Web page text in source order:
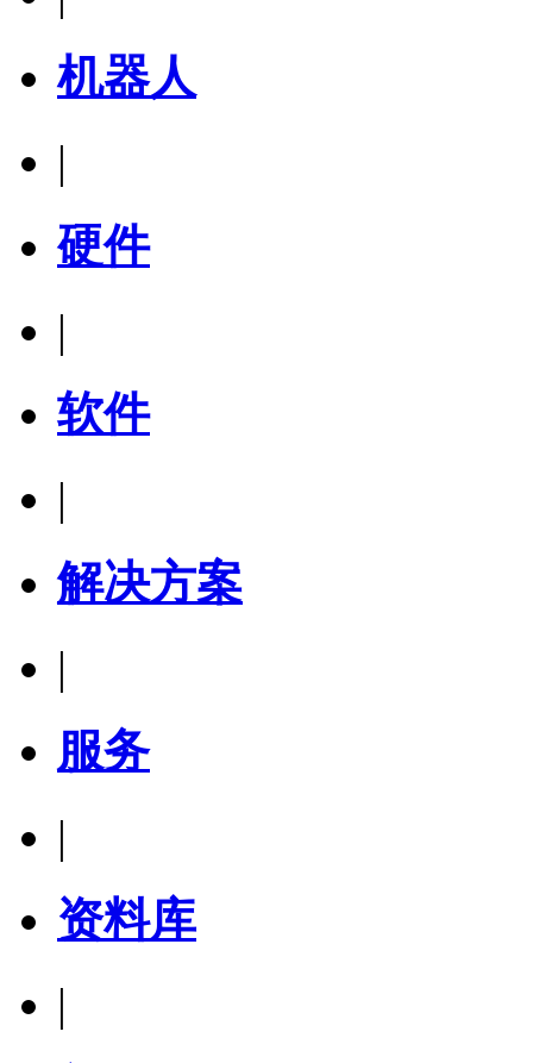
机器人
|
硬件
|
软件
|
解决方案
|
服务
|
资料库
|